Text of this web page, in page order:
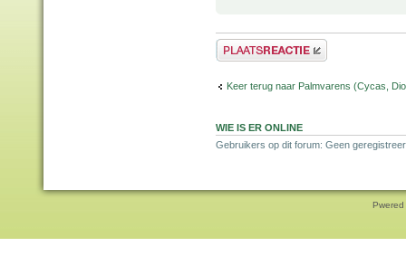
Plaats een reactie
Keer terug naar Palmvarens (Cycas,
WIE IS ER ONLINE
Gebruikers op dit forum: Geen